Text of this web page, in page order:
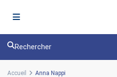
Rechercher
Accueil Anna Nappi